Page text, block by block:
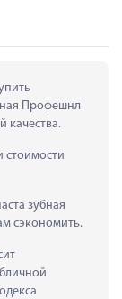
Профешнл
качества.
стоимости
зубная
сэкономить.